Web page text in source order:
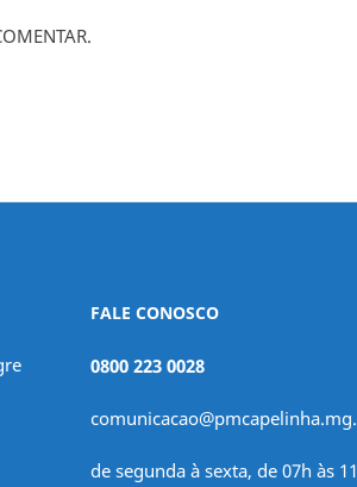
FALE CONOSCO
0800 223 0028
de segunda à sexta, de 07h às